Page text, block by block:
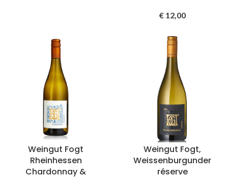
€12,00
Weingut Fogt
Rheinhessen
Chardonnay &
Weingut Fogt,
Weissenburgunder
réserve